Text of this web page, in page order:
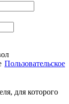
Пользовательское
для которого